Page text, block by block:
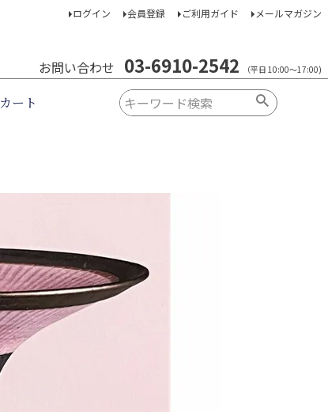
ログイン 会員登録 ご利用ガイド メールマガジン
お問い合わせ 03-6910-2542 （平日 10:00～17:00)
カート